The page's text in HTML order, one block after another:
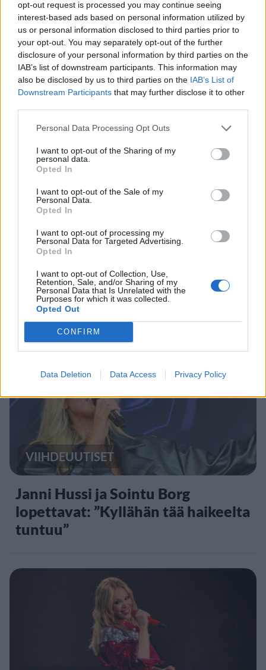
opt-out request is processed you may continue seeing
interest-based ads based on personal information utilized by
us or personal information disclosed to third parties prior to
your opt-out. You may separately opt-out of the further
disclosure of your personal information by third parties on the
IAB’s list of downstream participants. This information may
also be disclosed by us to third parties on the IAB’s List of
Downstream Participants that may further disclose it to other
Personal Data Processing Opt Outs
I want to opt-out of the Sharing of my
personal data.
Opted In
I want to opt-out of the Sale of my
Personal Data.
Opted In
I want to opt-out of processing my
Personal Data for Targeted Advertising.
Opted In
I want to opt-out of Collection, Use,
Retention, Sale, and/or Sharing of my
Personal Data that Is Unrelated with the
Purposes for which it was collected.
Opted Out
CONFIRM
Data Deletion Data Access Privacy Policy
VIIHDEUUTISET
Suolikaasun tuoksu levisi Spider-
Man -näytöksessä – yleisö poistui
paikalta
UUTISET
Suuria räjähdyksiä Kittilässä
elokuussa – puolustusvoimat
suorittaa massaräjäytyksiä
VIIHDEUUTISET
Janni Hussi ja Sointu Borg
lopettavat: ”Kyllähän tää haikeelta
tuntuu”